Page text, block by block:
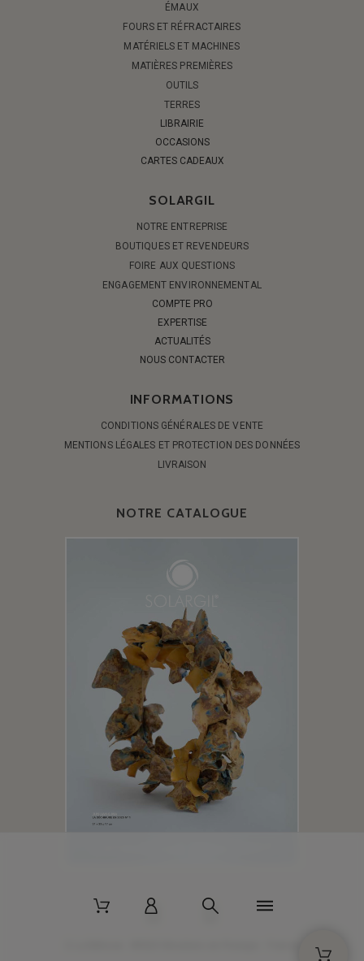
ÉMAUX
FOURS ET RÉFRACTAIRES
MATÉRIELS ET MACHINES
MATIÈRES PREMIÈRES
OUTILS
TERRES
LIBRAIRIE
OCCASIONS
CARTES CADEAUX
SOLARGIL
NOTRE ENTREPRISE
BOUTIQUES ET REVENDEURS
FOIRE AUX QUESTIONS
ENGAGEMENT ENVIRONNEMENTAL
COMPTE PRO
EXPERTISE
ACTUALITÉS
NOUS CONTACTER
INFORMATIONS
CONDITIONS GÉNÉRALES DE VENTE
MENTIONS LÉGALES ET PROTECTION DES DONNÉES
LIVRAISON
NOTRE CATALOGUE